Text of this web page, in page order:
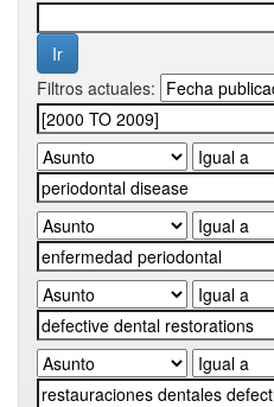
Filtros actuales: